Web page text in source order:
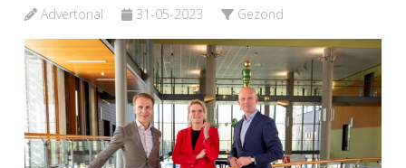
Advertorial 31-05-2023 Gezond